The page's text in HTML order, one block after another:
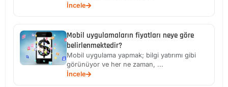
İncele
Mobil uygulamaların fiyatları neye göre
belirlenmektedir?
Mobil uygulama yapmak; bilgi yatırımı gibi
görünüyor ve her ne zaman, ...
İncele